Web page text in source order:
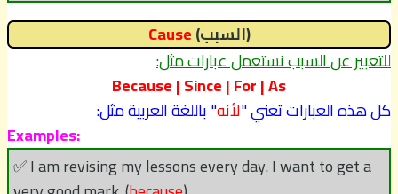
Cause
(السبب)
للتعبير عن السبب نستعمل عبارات مثل:
Because | Since | For | As
كل هذه العبارات تعني "لأنه" باللغة العربية مثل:
Examples:
✅ I am revising my lessons every day. I want to get a